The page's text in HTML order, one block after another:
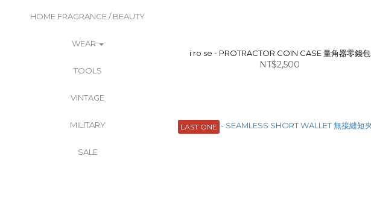
HOME FRAGRANCE / BEAUTY
WEAR
TOOLS
VINTAGE
MILITARY
SALE
i ro se - PROTRACTOR COIN CASE 量角器零錢包
NT$2,500
LAST ONE